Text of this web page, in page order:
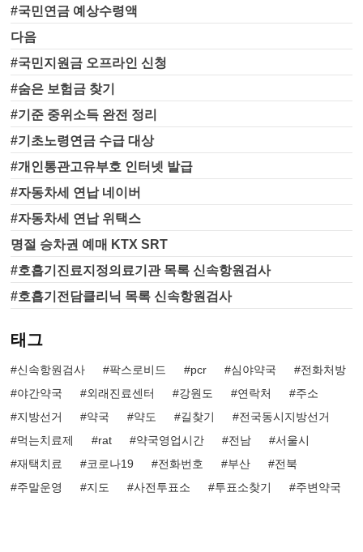
#국민연금 예상수령액
다음
#국민지원금 오프라인 신청
#숨은 보험금 찾기
#기준 중위소득 완전 정리
#기초노령연금 수급 대상
#개인통관고유부호 인터넷 발급
#자동차세 연납 네이버
#자동차세 연납 위택스
명절 승차권 예매 KTX SRT
#호흡기진료지정의료기관 목록 신속항원검사
#호흡기전담클리닉 목록 신속항원검사
태그
신속항원검사 팍스로비드 pcr 심야약국
전화처방
야간약국
외래진료센터 강원도 연락처
주소
지방선거
약국 약도 길찾기
전국동시지방선거
먹는치료제
rat 약국영업시간 전남
서울시
재택치료
코로나19 전화번호 부산
전북
주말운영
지도 사전투표소 투표소찾기 주변약국